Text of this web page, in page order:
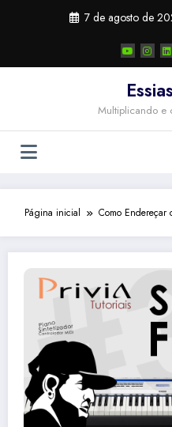
7 de agosto de
Essias
Multiplicando e
Página inicial Como Endereçar